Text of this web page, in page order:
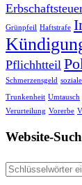
Grünpfeil Haftstrafe
Pflichhtteil
Schmerzensgeld
Trunkenheit Umtausch
Verurteilung Vorerbe
Website-